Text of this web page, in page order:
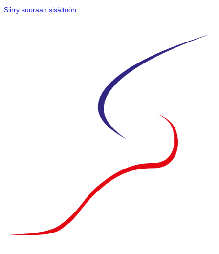
Siirry suoraan sisältöön